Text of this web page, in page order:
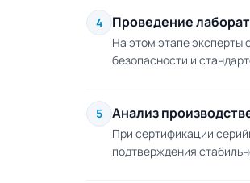
4 Проведение
На этом этапе эксперты
безопасности и
5 Анализ
При сертификации
подтверждения